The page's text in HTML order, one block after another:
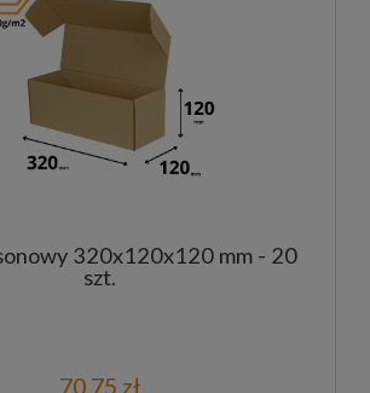
320x120x120 mm - 20
szt.
70,75 zł